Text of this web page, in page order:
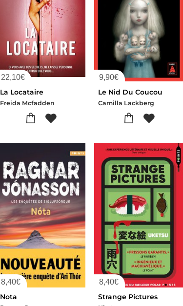
22,10€
La Locataire
Freida Mcfadden
9,90€
Le Nid Du Coucou
Camilla Lackberg
8,40€
Nota
8,40€
Strange Pictures